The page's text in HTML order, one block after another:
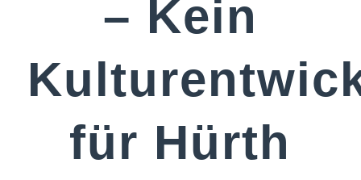
– Kein
für Hürth